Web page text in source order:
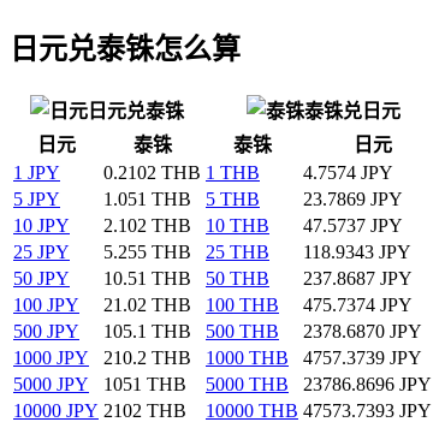
日元兑泰铢怎么算
日元兑泰铢
泰铢兑日元
日元
泰铢 泰铢
日元
1 JPY
0.2102 THB 1 THB
4.7574 JPY
5 JPY
1.051 THB 5 THB
23.7869 JPY
10 JPY
2.102 THB 10 THB
47.5737 JPY
25 JPY
5.255 THB 25 THB
118.9343 JPY
50 JPY
10.51 THB 50 THB
237.8687 JPY
100 JPY
21.02 THB 100 THB
475.7374 JPY
500 JPY
105.1 THB 500 THB
2378.6870 JPY
1000 JPY
210.2 THB 1000 THB
4757.3739 JPY
5000 JPY
1051 THB 5000 THB
23786.8696 JPY
10000 JPY 2102 THB 10000 THB 47573.7393 JPY